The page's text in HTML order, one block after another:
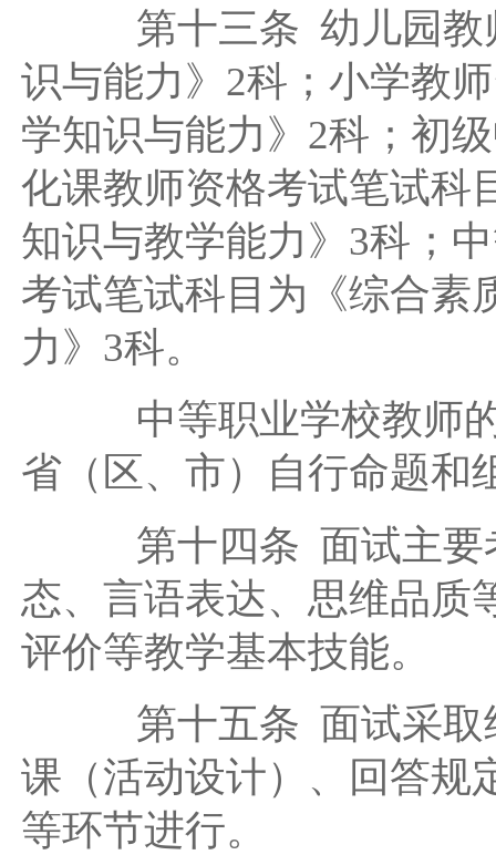
第十三条 幼儿园教
识与能力》2科；小学教
学知识与能力》2科；初
化课教师资格考试笔试科
知识与教学能力》3科；
考试笔试科目为《综合素
力》3科。
中等职业学校教师的
省（区、市）自行命题和
第十四条 面试主要
态、言语表达、思维品质
评价等教学基本技能。
第十五条 面试采取
课（活动设计）、回答规
等环节进行。